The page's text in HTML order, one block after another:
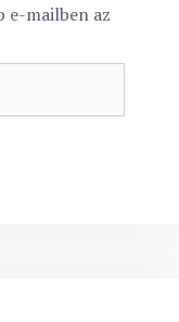
mailben az